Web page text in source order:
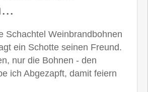
Schachtel Weinbrandbohnen
ein Schotte seinen Freund.
nur die Bohnen - den
ich Abgezapft, damit feiern